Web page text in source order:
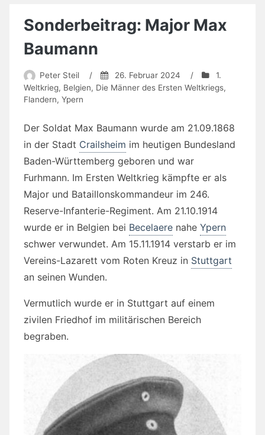
Sonderbeitrag: Major Max
Baumann
Peter Steil / 26. Februar 2024 /
1.
Weltkrieg, Belgien, Die Männer des Ersten Weltkriegs,
Flandern, Ypern
Der Soldat Max Baumann wurde am 21.09.1868
in der Stadt Crailsheim im heutigen Bundesland
Baden-Württemberg geboren und war
Furhmann. Im Ersten Weltkrieg kämpfte er als
Major und Bataillonskommandeur im 246.
Reserve-Infanterie-Regiment. Am 21.10.1914
wurde er in Belgien bei Becelaere nahe Ypern
schwer verwundet. Am 15.11.1914 verstarb er im
Vereins-Lazarett vom Roten Kreuz in Stuttgart
an seinen Wunden.
Vermutlich wurde er in Stuttgart auf einem
zivilen Friedhof im militärischen Bereich
begraben.